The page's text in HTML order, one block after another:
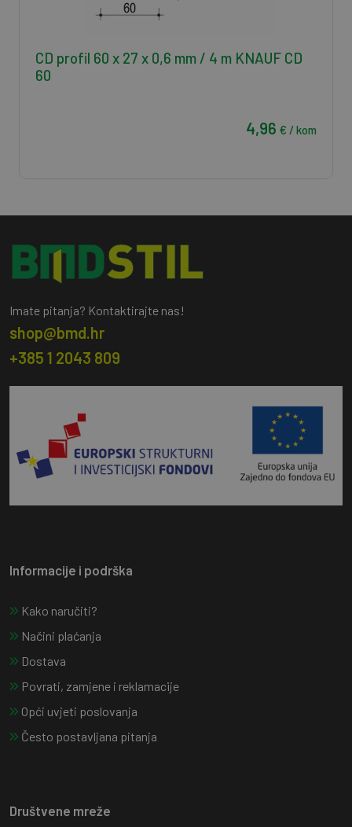
CD profil 60 x 27 x 0,6 mm / 4 m KNAUF CD
60
4,96 € / kom
Imate pitanja? Kontaktirajte nas!
shop@bmd.hr
+385 1 2043 809
Informacije i podrška
Kako naručiti?
Načini plaćanja
Dostava
Povrati, zamjene i reklamacije
Opći uvjeti poslovanja
Često postavljana pitanja
Društvene mreže